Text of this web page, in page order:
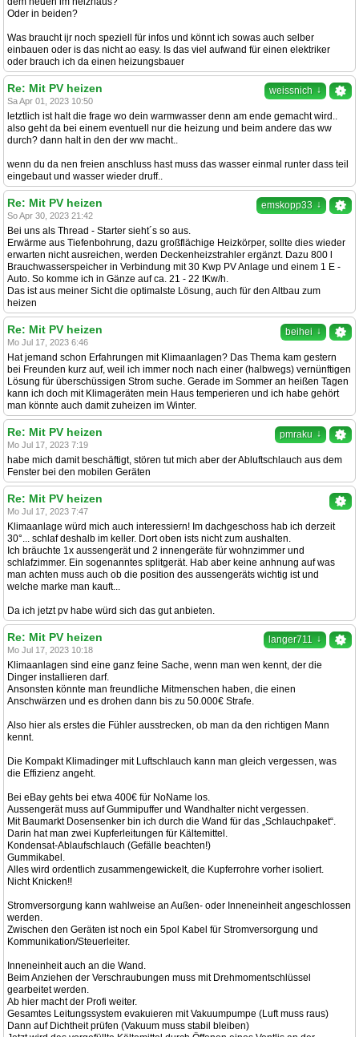
Oder in beiden?
Was braucht ijr noch speziell für infos und könnt ich sowas auch selber
einbauen oder is das nicht ao easy. Is das viel aufwand für einen elektriker
oder brauch ich da einen heizungsbauer
weissnich ↓
Re: Mit PV heizen
Sa Apr 01, 2023 10:50
letztlich ist halt die frage wo dein warmwasser denn am ende gemacht wird..
also geht da bei einem eventuell nur die heizung und beim andere das ww
durch? dann halt in den der ww macht..
wenn du da nen freien anschluss hast muss das wasser einmal runter dass teil
eingebaut und wasser wieder druff..
emskopp33 ↓
Re: Mit PV heizen
So Apr 30, 2023 21:42
Bei uns als Thread - Starter sieht´s so aus.
Erwärme aus Tiefenbohrung, dazu großflächige Heizkörper, sollte dies wieder
erwarten nicht ausreichen, werden Deckenheizstrahler ergänzt. Dazu 800 l
Brauchwasserspeicher in Verbindung mit 30 Kwp PV Anlage und einem 1 E -
Auto. So komme ich in Gänze auf ca. 21 - 22 tKw/h.
Das ist aus meiner Sicht die optimalste Lösung, auch für den Altbau zum
heizen
beihei ↓
Re: Mit PV heizen
Mo Jul 17, 2023 6:46
Hat jemand schon Erfahrungen mit Klimaanlagen? Das Thema kam gestern
bei Freunden kurz auf, weil ich immer noch nach einer (halbwegs) vernünftigen
Lösung für überschüssigen Strom suche. Gerade im Sommer an heißen Tagen
kann ich doch mit Klimageräten mein Haus temperieren und ich habe gehört
man könnte auch damit zuheizen im Winter.
pmraku ↓
Re: Mit PV heizen
Mo Jul 17, 2023 7:19
habe mich damit beschäftigt, stören tut mich aber der Abluftschlauch aus dem
Fenster bei den mobilen Geräten
Re: Mit PV heizen
Mo Jul 17, 2023 7:47
Klimaanlage würd mich auch interessiern! Im dachgeschoss hab ich derzeit
30°... schlaf deshalb im keller. Dort oben ists nicht zum aushalten.
Ich bräuchte 1x aussengerät und 2 innengeräte für wohnzimmer und
schlafzimmer. Ein sogenanntes splitgerät. Hab aber keine anhnung auf was
man achten muss auch ob die position des aussengeräts wichtig ist und
welche marke man kauft...
Da ich jetzt pv habe würd sich das gut anbieten.
langer711 ↓
Re: Mit PV heizen
Mo Jul 17, 2023 10:18
Klimaanlagen sind eine ganz feine Sache, wenn man wen kennt, der die
Dinger installieren darf.
Ansonsten könnte man freundliche Mitmenschen haben, die einen
Anschwärzen und es drohen dann bis zu 50.000€ Strafe.
Also hier als erstes die Fühler ausstrecken, ob man da den richtigen Mann
kennt.
Die Kompakt Klimadinger mit Luftschlauch kann man gleich vergessen, was
die Effizienz angeht.
Bei eBay gehts bei etwa 400€ für NoName los.
Aussengerät muss auf Gummipuffer und Wandhalter nicht vergessen.
Mit Baumarkt Dosensenker bin ich durch die Wand für das „Schlauchpaket“.
Darin hat man zwei Kupferleitungen für Kältemittel.
Kondensat-Ablaufschlauch (Gefälle beachten!)
Gummikabel.
Alles wird ordentlich zusammengewickelt, die Kupferrohre vorher isoliert.
Nicht Knicken!!
Stromversorgung kann wahlweise an Außen- oder Inneneinheit angeschlossen
werden.
Zwischen den Geräten ist noch ein 5pol Kabel für Stromversorgung und
Kommunikation/Steuerleiter.
Inneneinheit auch an die Wand.
Beim Anziehen der Verschraubungen muss mit Drehmomentschlüssel
gearbeitet werden.
Ab hier macht der Profi weiter.
Gesamtes Leitungssystem evakuieren mit Vakuumpumpe (Luft muss raus)
Dann auf Dichtheit prüfen (Vakuum muss stabil bleiben)